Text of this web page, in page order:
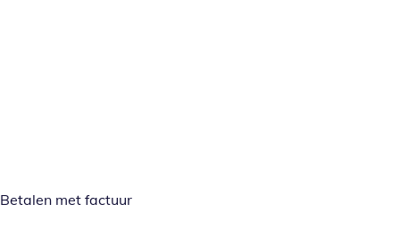
Betalen met factuur